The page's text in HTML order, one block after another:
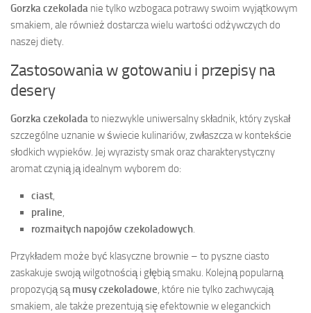
Gorzka czekolada nie tylko wzbogaca potrawy swoim wyjątkowym
smakiem, ale również dostarcza wielu wartości odżywczych do
naszej diety.
Zastosowania w gotowaniu i przepisy na
desery
Gorzka czekolada to niezwykle uniwersalny składnik, który zyskał
szczególne uznanie w świecie kulinariów, zwłaszcza w kontekście
słodkich wypieków. Jej wyrazisty smak oraz charakterystyczny
aromat czynią ją idealnym wyborem do:
ciast
praline
rozmaitych napojów czekoladowych
Przykładem może być klasyczne brownie – to pyszne ciasto
zaskakuje swoją wilgotnością i głębią smaku. Kolejną popularną
propozycją są musy czekoladowe , które nie tylko zachwycają
smakiem, ale także prezentują się efektownie w eleganckich